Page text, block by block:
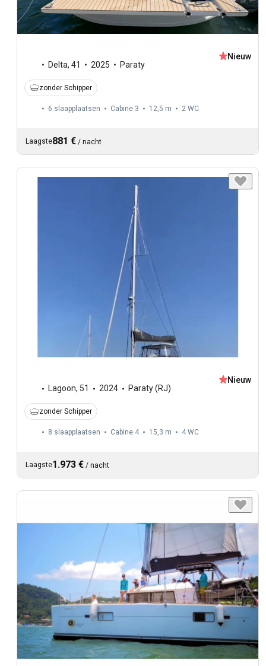
Delta, 41 2025 Paraty
Nieuw
zonder Schipper
6 slaapplaatsen Cabine 3 12,5 m 2 WC
Laagste881 € / nacht
Lagoon, 51 2024 Paraty (RJ)
Nieuw
zonder Schipper
8 slaapplaatsen Cabine 4 15,3 m 4 WC
Laagste1.973 € / nacht